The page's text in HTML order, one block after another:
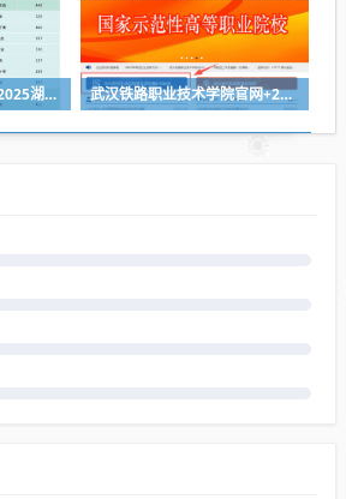
武汉铁路职业技术学院2025湖北省各专业组投档线 武汉铁路职业技术学院官网+2026招生录取结果查询入口